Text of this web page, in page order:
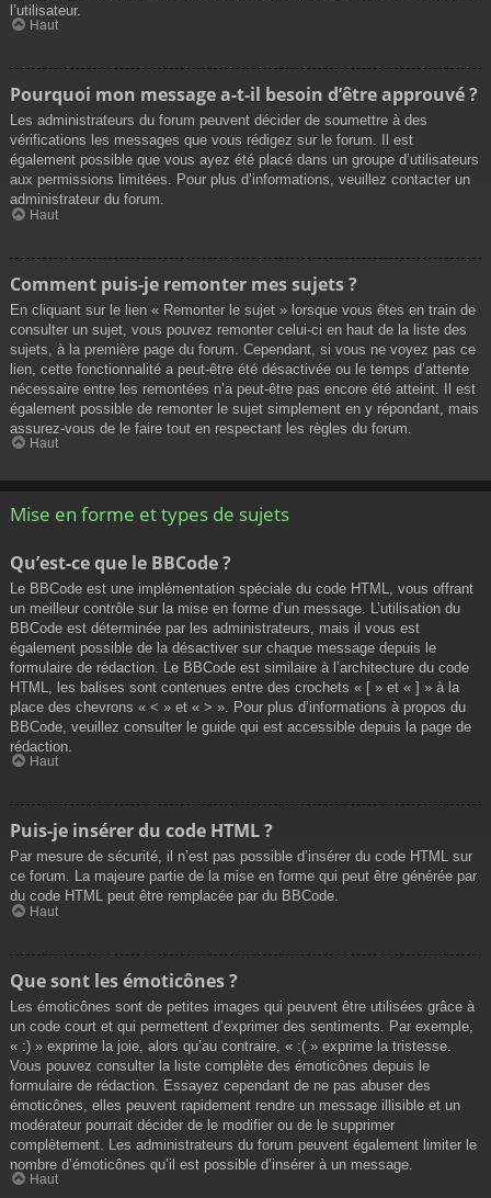
l’utilisateur.
Haut
Pourquoi mon message a-t-il besoin d’être approuvé ?
Les administrateurs du forum peuvent décider de soumettre à des
vérifications les messages que vous rédigez sur le forum. Il est
également possible que vous ayez été placé dans un groupe d’utilisateurs
aux permissions limitées. Pour plus d’informations, veuillez contacter un
administrateur du forum.
Haut
Comment puis-je remonter mes sujets ?
En cliquant sur le lien « Remonter le sujet » lorsque vous êtes en train de
consulter un sujet, vous pouvez remonter celui-ci en haut de la liste des
sujets, à la première page du forum. Cependant, si vous ne voyez pas ce
lien, cette fonctionnalité a peut-être été désactivée ou le temps d’attente
nécessaire entre les remontées n’a peut-être pas encore été atteint. Il est
également possible de remonter le sujet simplement en y répondant, mais
assurez-vous de le faire tout en respectant les règles du forum.
Haut
Mise en forme et types de sujets
Qu’est-ce que le BBCode ?
Le BBCode est une implémentation spéciale du code HTML, vous offrant
un meilleur contrôle sur la mise en forme d’un message. L’utilisation du
BBCode est déterminée par les administrateurs, mais il vous est
également possible de la désactiver sur chaque message depuis le
formulaire de rédaction. Le BBCode est similaire à l’architecture du code
HTML, les balises sont contenues entre des crochets « [ » et « ] » à la
place des chevrons « < » et « > ». Pour plus d’informations à propos du
BBCode, veuillez consulter le guide qui est accessible depuis la page de
rédaction.
Haut
Puis-je insérer du code HTML ?
Par mesure de sécurité, il n’est pas possible d’insérer du code HTML sur
ce forum. La majeure partie de la mise en forme qui peut être générée par
du code HTML peut être remplacée par du BBCode.
Haut
Que sont les émoticônes ?
Les émoticônes sont de petites images qui peuvent être utilisées grâce à
un code court et qui permettent d’exprimer des sentiments. Par exemple,
« :) » exprime la joie, alors qu’au contraire, « :( » exprime la tristesse.
Vous pouvez consulter la liste complète des émoticônes depuis le
formulaire de rédaction. Essayez cependant de ne pas abuser des
émoticônes, elles peuvent rapidement rendre un message illisible et un
modérateur pourrait décider de le modifier ou de le supprimer
complètement. Les administrateurs du forum peuvent également limiter le
nombre d’émoticônes qu’il est possible d’insérer à un message.
Haut